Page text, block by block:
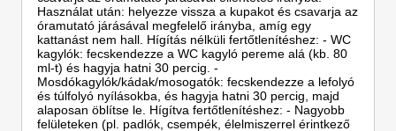
Használat után: helyezze vissza a kupakot és csavarja az
óramutató járásával megfelelő irányba, amíg egy
kattanást nem hall. Hígítás nélküli fertőtlenítéshez: - WC
kagylók: fecskendezze a WC kagyló pereme alá (kb. 80
ml-t) és hagyja hatni 30 percig. -
Mosdókagylók/kádak/mosogatók: fecskendezze a lefolyó
és túlfolyó nyílásokba, és hagyja hatni 30 percig, majd
alaposan öblítse le. Hígítva fertőtlenítéshez: - Nagyobb
felületeken (pl. padlók, csempék, élelmiszerrel érintkező